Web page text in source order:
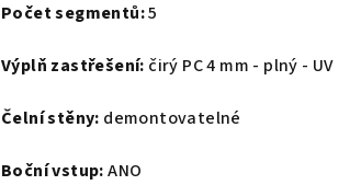
Počet segmentů:5
Výplň zastřešení: čirý PC 4 mm - plný - UV
Čelní stěny: demontovatelné
Boční vstup:ANO